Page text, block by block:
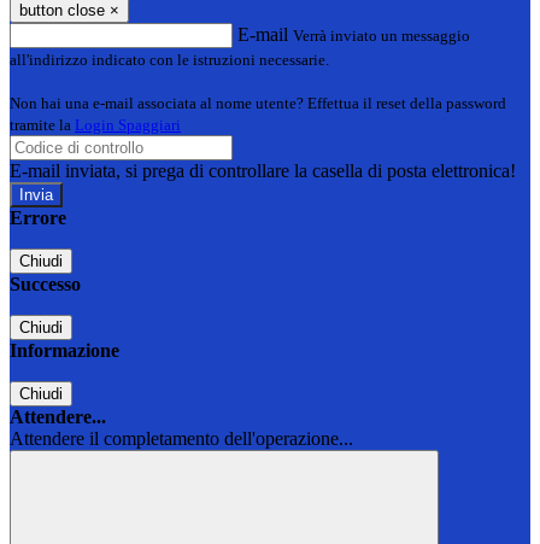
button close ×
E-mail Verrà inviato un messaggio
all'indirizzo indicato con le istruzioni necessarie.
Non hai una e-mail associata al nome utente? Effettua il reset della password
tramite la Login Spaggiari
E-mail inviata, si prega di controllare la casella di posta elettronica!
Errore
Chiudi
Successo
Chiudi
Informazione
Chiudi
Attendere...
Attendere il completamento dell'operazione...